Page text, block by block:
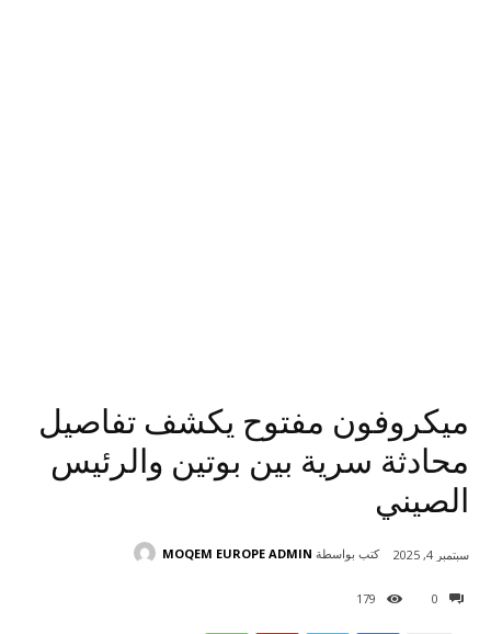
ميكروفون مفتوح يكشف تفاصيل
محادثة سرية بين بوتين والرئيس
الصيني
0
179
سبتمبر 4, 2025 كتب بواسطة MOQEM EUROPE ADMIN